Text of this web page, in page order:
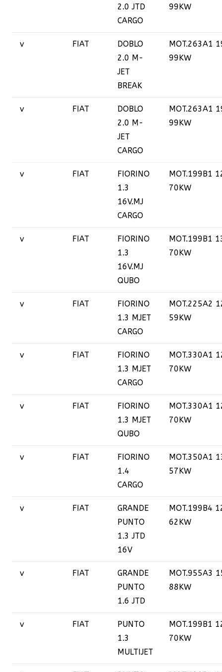
2.0 JTD
CARGO
99KW
v FIAT
DOBLO
2.0 M-
JET
BREAK
MOT.263A1
99KW
v FIAT
DOBLO
2.0 M-
JET
CARGO
MOT.263A1
99KW
v FIAT
FIORINO
1.3
16V.MJ
CARGO
MOT.199B1
70KW
v FIAT
FIORINO
1.3
16V.MJ
QUBO
MOT.199B1
70KW
v FIAT
FIORINO
1.3 MJET
CARGO
MOT.225A2
59KW
v FIAT
FIORINO
1.3 MJET
CARGO
MOT.330A1
70KW
v FIAT
FIORINO
1.3 MJET
QUBO
MOT.330A1
70KW
v FIAT
FIORINO
1.4
CARGO
MOT.350A1
57KW
v FIAT
GRANDE
PUNTO
1.3 JTD
16V
MOT.199B4
62KW
v FIAT
GRANDE
PUNTO
1.6 JTD
MOT.955A3
88KW
v FIAT
PUNTO
1.3
MULTIJET
MOT.199B1
70KW